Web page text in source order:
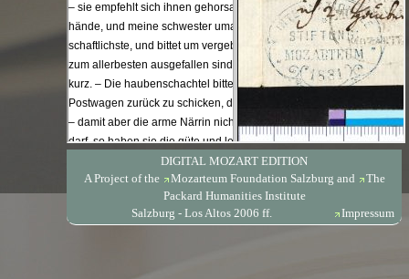
DIGITAL MOZART EDITION
A Project of the
Mozarteum Foundation Salzburg and
The
Packard Humanities Institute
Salzburg - Los Altos 2006 ff.
Impressum